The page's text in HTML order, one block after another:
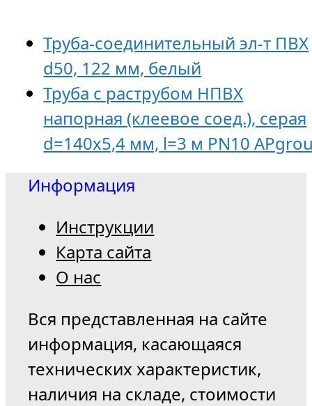
Труба-соединительный эл-т ПВХ
d50, 122 мм, белый
Труба с раструбом НПВХ
напорная (клеевое соед.), серая
d=140х5,4 мм, l=3 м PN10
Информация
Инструкции
Карта сайта
О нас
Вся представленная на сайте
информация, касающаяся
технических характеристик,
наличия на складе, стоимости